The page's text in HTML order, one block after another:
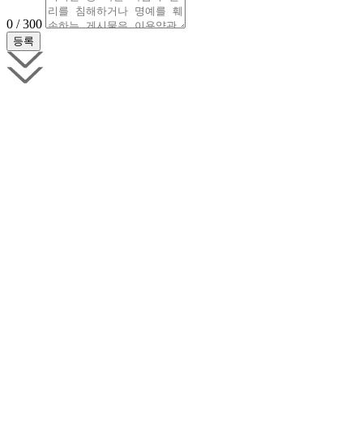
0 / 300